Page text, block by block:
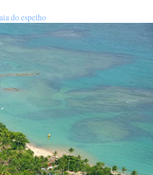
do espelho